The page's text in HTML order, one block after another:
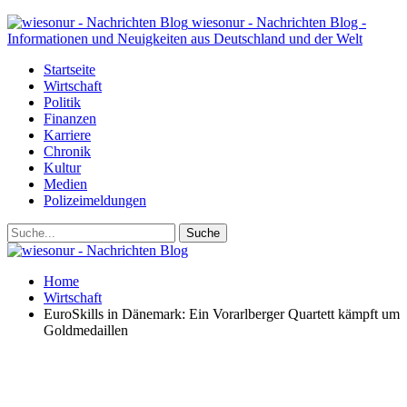
wiesonur - Nachrichten Blog -
Informationen und Neuigkeiten aus Deutschland und der Welt
Startseite
Wirtschaft
Politik
Finanzen
Karriere
Chronik
Kultur
Medien
Polizeimeldungen
Home
Wirtschaft
EuroSkills in Dänemark: Ein Vorarlberger Quartett kämpft um
Goldmedaillen